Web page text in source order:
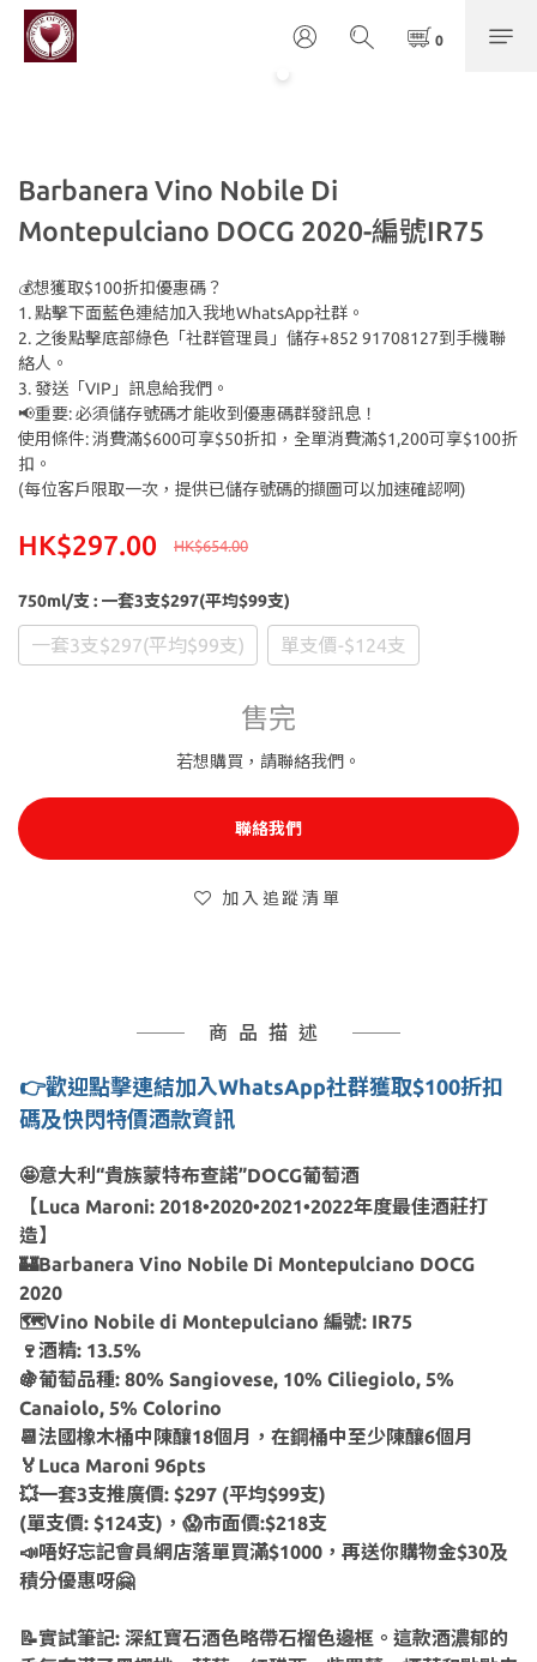
Barbanera Vino Nobile Di
Montepulciano DOCG 2020-編號IR75
💰想獲取$100折扣優惠碼？
1. 點擊下面藍色連結加入我地WhatsApp社群。
2. 之後點擊底部綠色「社群管理員」儲存+852 91708127到手機聯
絡人。
3. 發送「VIP」訊息給我們。
📢重要: 必須儲存號碼才能收到優惠碼群發訊息！
使用條件: 消費滿$600可享$50折扣，全單消費滿$1,200可享$100折
扣。
(每位客戶限取一次，提供已儲存號碼的擷圖可以加速確認啊)
HK$654.00
HK$297.00
750ml/支 : 一套3支$297(平均$99支)
一套3支$297(平均$99支) 單支價-$124支
售完
若想購買，請聯絡我們。
聯絡我們
加入追蹤清單
商品描述
👉歡迎點擊連結加入WhatsApp社群獲取$100折扣
碼及快閃特價酒款資訊
🤩意大利“貴族蒙特布查諾”DOCG葡萄酒
【Luca Maroni: 2018•2020•2021•2022年度最佳酒莊打
造】
🏰Barbanera Vino Nobile Di Montepulciano DOCG
2020
🗺Vino Nobile di Montepulciano 編號: IR75
🍷酒精: 13.5%
🍇葡萄品種: 80% Sangiovese, 10% Ciliegiolo, 5%
Canaiolo, 5% Colorino
📆法國橡木桶中陳釀18個月，在鋼桶中至少陳釀6個月
🏅Luca Maroni 96pts
💥一套3支推廣價: $297 (平均$99支)
(單支價: $124支)，😱市面價:$218支
📣唔好忘記會員網店落單買滿$1000，再送你購物金$30及
積分優惠呀🤗
📝實試筆記: 深紅寶石酒色略帶石榴色邊框。這款酒濃郁的